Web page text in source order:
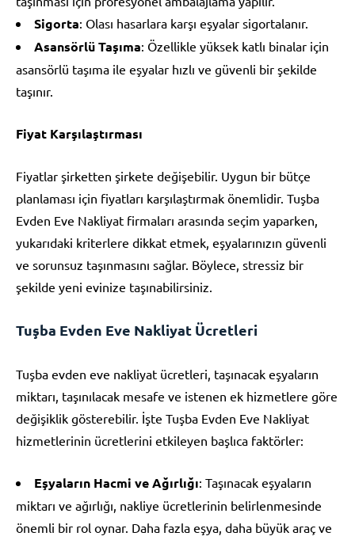
Sigorta: Olası hasarlara karşı eşyalar sigortalanır.
Asansörlü Taşıma: Özellikle yüksek katlı binalar için
asansörlü taşıma ile eşyalar hızlı ve güvenli bir şekilde
taşınır.
Fiyat Karşılaştırması
Fiyatlar şirketten şirkete değişebilir. Uygun bir bütçe
planlaması için fiyatları karşılaştırmak önemlidir. Tuşba
Evden Eve Nakliyat firmaları arasında seçim yaparken,
yukarıdaki kriterlere dikkat etmek, eşyalarınızın güvenli
ve sorunsuz taşınmasını sağlar. Böylece, stressiz bir
şekilde yeni evinize taşınabilirsiniz.
Tuşba Evden Eve Nakliyat Ücretleri
Tuşba evden eve nakliyat ücretleri, taşınacak eşyaların
miktarı, taşınılacak mesafe ve istenen ek hizmetlere göre
değişiklik gösterebilir. İşte Tuşba Evden Eve Nakliyat
hizmetlerinin ücretlerini etkileyen başlıca faktörler:
Eşyaların Hacmi ve Ağırlığı: Taşınacak eşyaların
miktarı ve ağırlığı, nakliye ücretlerinin belirlenmesinde
önemli bir rol oynar. Daha fazla eşya, daha büyük araç ve